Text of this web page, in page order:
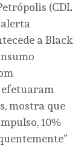
(CDL
a Black
efetuaram
mostra que
10%